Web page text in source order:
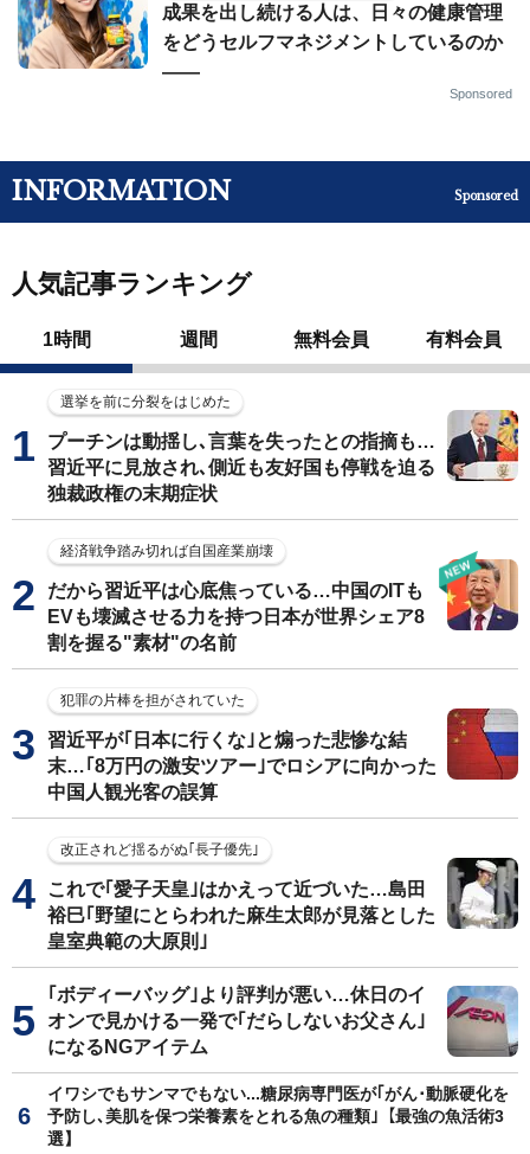
成果を出し続ける人は、日々の健康管理
をどうセルフマネジメントしているのか
——
Sponsored
INFORMATION Sponsored
人気記事ランキング
1時間 週間 無料会員 有料会員
選挙を前に分裂をはじめた
プーチンは動揺し､言葉を失ったとの指摘も…
習近平に見放され､側近も友好国も停戦を迫る
独裁政権の末期症状
経済戦争踏み切れば自国産業崩壊
だから習近平は心底焦っている…中国のITも
EVも壊滅させる力を持つ日本が世界シェア8
割を握る"素材"の名前
犯罪の片棒を担がされていた
習近平が｢日本に行くな｣と煽った悲惨な結
末…｢8万円の激安ツアー｣でロシアに向かった
中国人観光客の誤算
改正されど揺るがぬ｢長子優先｣
これで｢愛子天皇｣はかえって近づいた…島田
裕巳｢野望にとらわれた麻生太郎が見落とした
皇室典範の大原則｣
｢ボディーバッグ｣より評判が悪い…休日のイ
オンで見かける一発で｢だらしないお父さん｣
になるNGアイテム
イワシでもサンマでもない...糖尿病専門医が｢がん･動脈硬化を
予防し､美肌を保つ栄養素をとれる魚の種類｣【最強の魚活術3
選】